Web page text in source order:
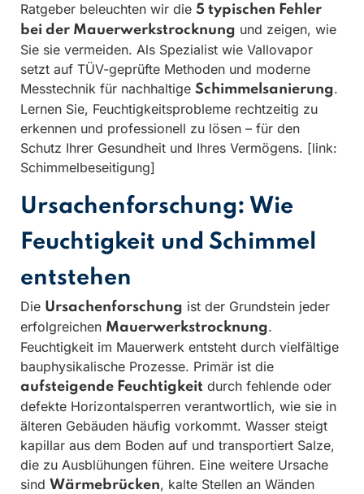
Ratgeber beleuchten wir die 5 typischen Fehler
bei der Mauerwerkstrocknung und zeigen, wie
Sie sie vermeiden. Als Spezialist wie Vallovapor
setzt auf TÜV-geprüfte Methoden und moderne
Messtechnik für nachhaltige Schimmelsanierung.
Lernen Sie, Feuchtigkeitsprobleme rechtzeitig zu
erkennen und professionell zu lösen – für den
Schutz Ihrer Gesundheit und Ihres Vermögens. [link:
Schimmelbeseitigung]
Ursachenforschung: Wie
Feuchtigkeit und Schimmel
entstehen
Die Ursachenforschung ist der Grundstein jeder
erfolgreichen Mauerwerkstrocknung.
Feuchtigkeit im Mauerwerk entsteht durch vielfältige
bauphysikalische Prozesse. Primär ist die
aufsteigende Feuchtigkeit durch fehlende oder
defekte Horizontalsperren verantwortlich, wie sie in
älteren Gebäuden häufig vorkommt. Wasser steigt
kapillar aus dem Boden auf und transportiert Salze,
die zu Ausblühungen führen. Eine weitere Ursache
sind Wärmebrücken, kalte Stellen an Wänden